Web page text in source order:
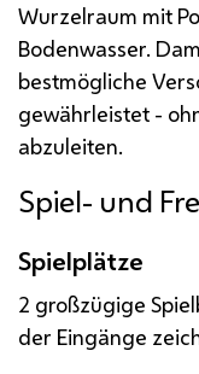
Wurzelraum mit
Bodenwasser.
bestmögliche
gewährleistet -
abzuleiten.
Spiel- und
Spielplätze
2 großzügige
der Eingänge